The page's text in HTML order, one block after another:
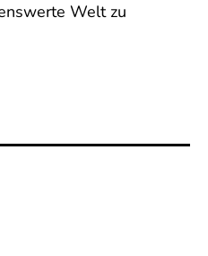
Welt zu